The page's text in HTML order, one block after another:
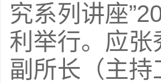
究系列讲座
利举行。应
副所长（主